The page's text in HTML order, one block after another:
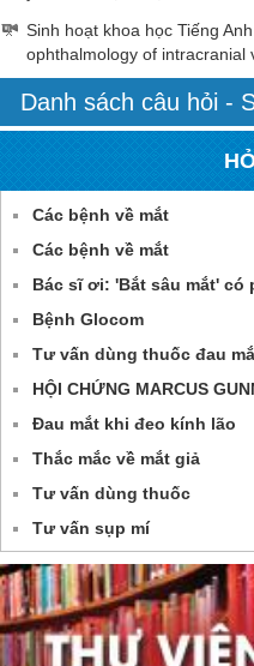
Sinh hoạt khoa học Tiếng
ophthalmology of intracranial
Danh sách câu hỏi -
Các bệnh về mắt
Các bệnh về mắt
Bác sĩ ơi: 'Bắt sâu mắt' có
Bệnh Glocom
Tư vấn dùng thuốc đau
HỘI CHỨNG MARCUS
Đau mắt khi đeo kính lão
Thắc mắc về mắt giả
Tư vấn dùng thuốc
Tư vấn sụp mí